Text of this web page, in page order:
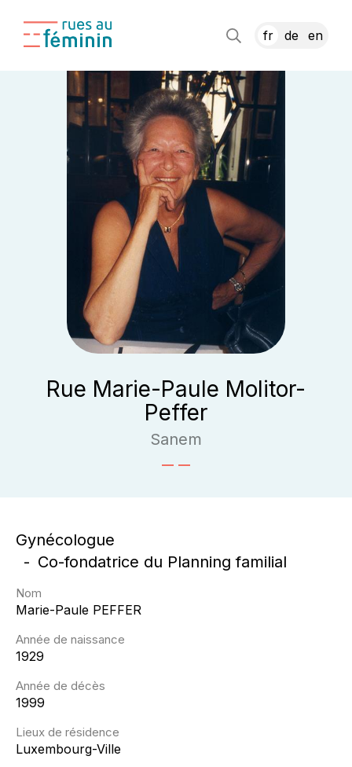
fr de en
Rue Marie-Paule Molitor-
Peffer
Sanem
Gynécologue
Co-fondatrice du Planning familial
Nom
Marie-Paule PEFFER
Année de naissance
1929
Année de décès
1999
Lieux de résidence
Luxembourg-Ville